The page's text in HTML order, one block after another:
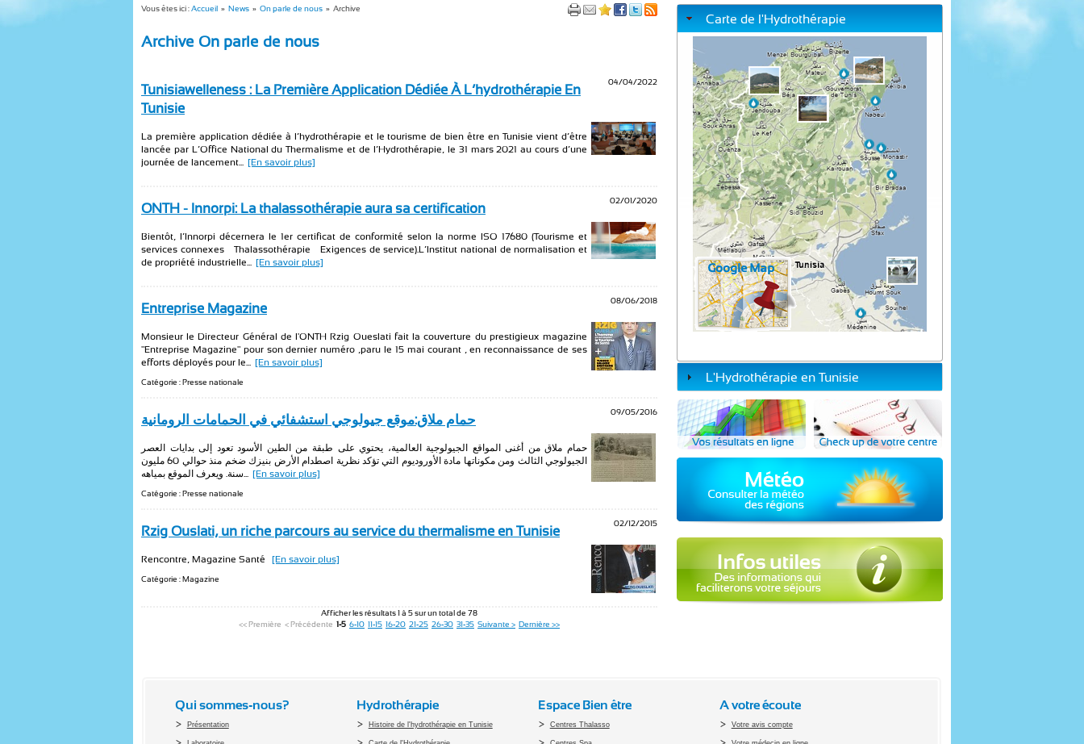
Carte de l'Hydrothérapie
L'Hydrothérapie en Tunisie
Vous êtes ici :Accueil » News » On parle de nous » Archive
Archive On parle de nous
04/04/2022
Tunisiawelleness : La Première Application Dédiée À L’hydrothérapie En
Tunisie
La première application dédiée à l’hydrothérapie et le tourisme de bien être en Tunisie vient d’être
lancée par L’Office National du Thermalisme et de l’Hydrothérapie, le 31 mars 2021 au cours d’une
journée de lancement... [En savoir plus]
02/01/2020
ONTH - Innorpi: La thalassothérapie aura sa certification
Bientôt, l’Innorpi décernera le 1er certificat de conformité selon la norme ISO 17680 (Tourisme et
services connexes — Thalassothérapie — Exigences de service).L’Institut national de normalisation et
de propriété industrielle... [En savoir plus]
08/06/2018
Entreprise Magazine
Monsieur le Directeur Général de l'ONTH Rzig Oueslati fait la couverture du prestigieux magazine
"Entreprise Magazine" pour son dernier numéro ,paru le 15 mai courant , en reconnaissance de ses
efforts déployés pour le... [En savoir plus]
Catégorie : Presse nationale
09/05/2016 حمام ملاق:موقع جيولوجي استشفائي في الحمامات الرومانية
حمام ملاق من أغنى المواقع الجيولوجية العالمية، يحتوي على طبقة من الطين الأسود تعود إلى بدايات العصر
الجيولوجي الثالث ومن مكوناتها مادة الأوروديوم التي تؤكد نظرية اصطدام الأرض بنيزك ضخم منذ حوالي 60 مليون
سنة. ويعرف الموقع بمياهه... [En savoir plus]
Catégorie : Presse nationale
02/12/2015
Rzig Ouslati, un riche parcours au service du thermalisme en Tunisie
Rencontre, Magazine Santé [En savoir plus]
Catégorie : Magazine
Afficher les résultats 1 à 5 sur un total de 78
<< Première < Précédente 1-5 6-10 11-15 16-20 21-25 26-30 31-35 Suivante > Dernière >>
Qui sommes-nous?
Présentation
Hydrothérapie
Histoire de l'hydrothérapie en Tunisie
Espace Bien être
Centres Thalasso
A votre écoute
Votre avis compte